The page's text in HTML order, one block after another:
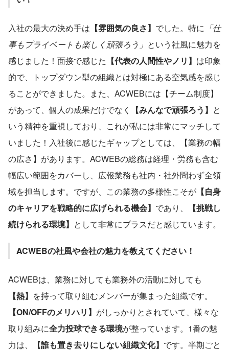
入社の最大の決め手は 【雰囲気の良さ】 でした。特に 「仕
事もプライベートも楽しく頑張ろう」 という社風に魅力を
感じました！面接で感じた 【代表の人間性やノリ】 は印象
的で、トップダウン型の組織とは対極にある空気感を感じ
ることができました。また、ACWEBには【チーム制度】
があって、個人の成果だけでなく
【みんなで頑張ろう】 と
いう精神を重視しており、これが私には非常にマッチして
いました！入社後に感じたギャップとしては、【業務の幅
の広さ】があります。ACWEBの総務は経理・労務も含む
幅広い範囲をカバーし、広報業務も社内・社外問わず全領
域を担当します。ですが、この業務の多様性こそが 【自身
のキャリアを戦略的に広げられる機会】 であり、
【挑戦し
続けられる環境】 として非常にプラスだと感じています。
ACWEBの社風や会社の魅力を教えてください！
ACWEBは、業務に対しても業務外の活動に対しても
【熱】 を持って取り組むメンバーが集まった組織です。
【ON/OFFのメリハリ】 がしっかりとされていて、様々な
取り組みに全力投球できる環境が整っています。1番の魅
力は、
【誰も置き去りにしない組織文化】 です。半期ごと